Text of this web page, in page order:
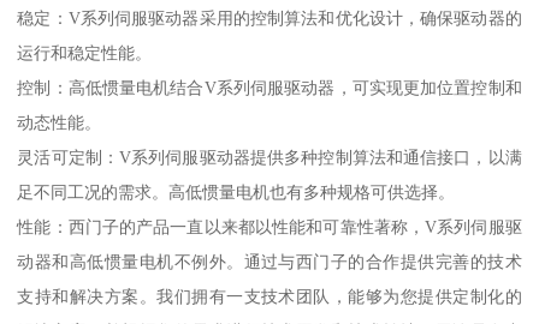
稳定：V系列伺服驱动器采用的控制算法和优化设计，确保驱动器的
运行和稳定性能。
控制：高低惯量电机结合V系列伺服驱动器，可实现更加位置控制和
动态性能。
灵活可定制：V系列伺服驱动器提供多种控制算法和通信接口，以满
足不同工况的需求。高低惯量电机也有多种规格可供选择。
性能：西门子的产品一直以来都以性能和可靠性著称，V系列伺服驱
动器和高低惯量电机不例外。通过与西门子的合作提供完善的技术
支持和解决方案。我们拥有一支技术团队，能够为您提供定制化的